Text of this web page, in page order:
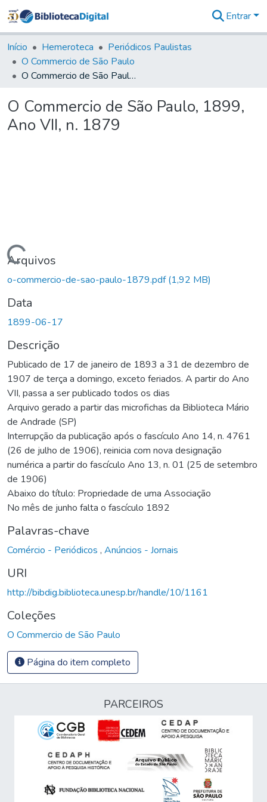
&
Coleções
Tudo na
Biblioteca
Estatísticas
Entrar
Início Hemeroteca
Periódicos Paulistas
O Commercio de São Paulo
O Commercio de São Paulo, 1899, Ano VII, n. 1879
O Commercio de São Paulo, 1899,
Ano VII, n. 1879
Carregando...
Arquivos
o-commercio-de-sao-paulo-1879.pdf(1,92 MB)
Data
1899-06-17
Descrição
Publicado de 17 de janeiro de 1893 a 31 de dezembro de
1907 de terça a domingo, exceto feriados. A partir do Ano
VII, passa a ser publicado todos os dias
Arquivo gerado a partir das microfichas da Biblioteca Mário
de Andrade (SP)
Interrupção da publicação após o fascículo Ano 14, n. 4761
(26 de julho de 1906), reinicia com nova designação
numérica a partir do fascículo Ano 13, n. 01 (25 de setembro
de 1906)
Abaixo do título: Propriedade de uma Associação
No mês de junho falta o fascículo 1892
Palavras-chave
Comércio - Periódicos , Anúncios - Jornais
URI
http://bibdig.biblioteca.unesp.br/handle/10/1161
Coleções
O Commercio de São Paulo
Página do item completo
PARCEIROS